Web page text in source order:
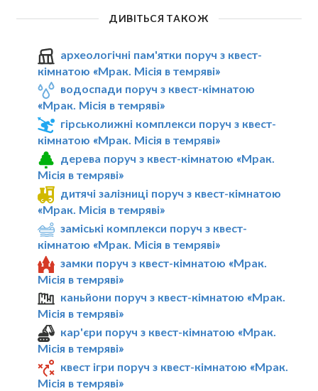
ДИВІТЬСЯ ТАКОЖ
археологічні пам'ятки поруч з квест-
кімнатою «Мрак. Мiсiя в темрявi»
водоспади поруч з квест-кімнатою
«Мрак. Мiсiя в темрявi»
гірськолижні комплекси поруч з квест-
кімнатою «Мрак. Мiсiя в темрявi»
дерева поруч з квест-кімнатою «Мрак.
Мiсiя в темрявi»
дитячі залізниці поруч з квест-кімнатою
«Мрак. Мiсiя в темрявi»
заміські комплекси поруч з квест-
кімнатою «Мрак. Мiсiя в темрявi»
замки поруч з квест-кімнатою «Мрак.
Мiсiя в темрявi»
каньйони поруч з квест-кімнатою «Мрак.
Мiсiя в темрявi»
кар'єри поруч з квест-кімнатою «Мрак.
Мiсiя в темрявi»
квест ігри поруч з квест-кімнатою «Мрак.
Мiсiя в темрявi»